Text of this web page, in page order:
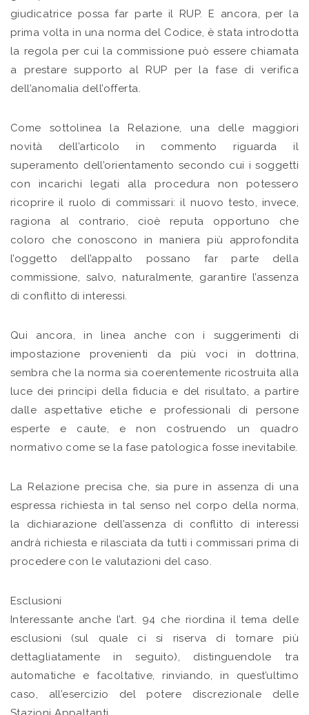
giudicatrice possa far parte il RUP. E ancora, per la
prima volta in una norma del Codice, è stata introdotta
la regola per cui la commissione può essere chiamata
a prestare supporto al RUP per la fase di verifica
dell’anomalia dell’offerta.
Come sottolinea la Relazione, una delle maggiori
novità dell’articolo in commento riguarda il
superamento dell’orientamento secondo cui i soggetti
con incarichi legati alla procedura non potessero
ricoprire il ruolo di commissari: il nuovo testo, invece,
ragiona al contrario, cioè reputa opportuno che
coloro che conoscono in maniera più approfondita
l’oggetto dell’appalto possano far parte della
commissione, salvo, naturalmente, garantire l’assenza
di conflitto di interessi.
Qui ancora, in linea anche con i suggerimenti di
impostazione provenienti da più voci in dottrina,
sembra che la norma sia coerentemente ricostruita alla
luce dei principi della fiducia e del risultato, a partire
dalle aspettative etiche e professionali di persone
esperte e caute, e non costruendo un quadro
normativo come se la fase patologica fosse inevitabile.
La Relazione precisa che, sia pure in assenza di una
espressa richiesta in tal senso nel corpo della norma,
la dichiarazione dell’assenza di conflitto di interessi
andrà richiesta e rilasciata da tutti i commissari prima di
procedere con le valutazioni del caso.
Esclusioni
Interessante anche l’art. 94 che riordina il tema delle
esclusioni (sul quale ci si riserva di tornare più
dettagliatamente in seguito), distinguendole tra
automatiche e facoltative, rinviando, in quest’ultimo
caso, all’esercizio del potere discrezionale delle